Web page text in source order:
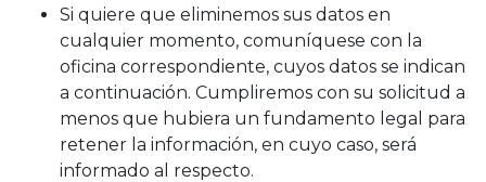
Si quiere que eliminemos sus datos en
cualquier momento, comuníquese con la
oficina correspondiente, cuyos datos se indican
a continuación. Cumpliremos con su solicitud a
menos que hubiera un fundamento legal para
retener la información, en cuyo caso, será
informado al respecto.